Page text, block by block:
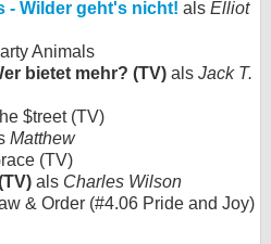
- Wilder geht's nicht! als Elliot
Animals
bietet mehr? (TV) als Jack T.
$treet (TV)
Matthew
(TV)
als Charles Wilson
& Order (#4.06 Pride and Joy)